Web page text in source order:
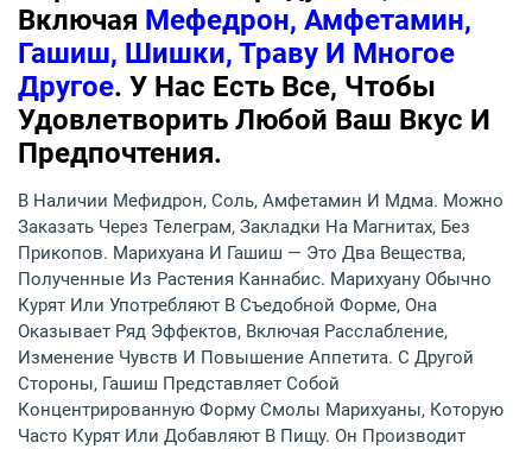
Включая Мефедрон, Амфетамин,
Гашиш, Шишки, Траву И Многое
Другое. У Нас Есть Все, Чтобы
Удовлетворить Любой Ваш Вкус И
Предпочтения.
В Наличии Мефидрон, Соль, Амфетамин И Мдма. Можно
Заказать Через Телеграм, Закладки На Магнитах, Без
Прикопов. Марихуана И Гашиш — Это Два Вещества,
Полученные Из Растения Каннабис. Марихуану Обычно
Курят Или Употребляют В Съедобной Форме, Она
Оказывает Ряд Эффектов, Включая Расслабление,
Изменение Чувств И Повышение Аппетита. С Другой
Стороны, Гашиш Представляет Собой
Концентрированную Форму Смолы Марихуаны, Которую
Часто Курят Или Добавляют В Пищу. Он Производит